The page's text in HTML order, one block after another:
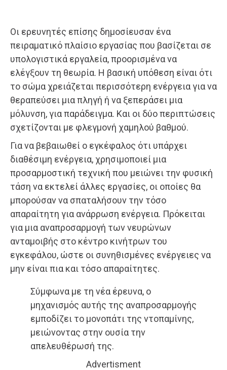
Οι ερευνητές επίσης δημοσίευσαν ένα
πειραματικό πλαίσιο εργασίας που βασίζεται σε
υπολογιστικά εργαλεία, προορισμένα να
ελέγξουν τη θεωρία. Η βασική υπόθεση είναι ότι
το σώμα χρειάζεται περισσότερη ενέργεια για να
θεραπεύσει μια πληγή ή να ξεπεράσει μια
μόλυνση, για παράδειγμα. Και οι δύο περιπτώσεις
σχετίζονται με φλεγμονή χαμηλού βαθμού.
Για να βεβαιωθεί ο εγκέφαλος ότι υπάρχει
διαθέσιμη ενέργεια, χρησιμοποιεί μια
προσαρμοστική τεχνική που μειώνει την φυσική
τάση να εκτελεί άλλες εργασίες, οι οποίες θα
μπορούσαν να σπαταλήσουν την τόσο
απαραίτητη για ανάρρωση ενέργεια. Πρόκειται
για μια αναπροσαρμογή των νευρώνων
ανταμοιβής στο κέντρο κινήτρων του
εγκεφάλου, ώστε οι συνηθισμένες ενέργειες να
μην είναι πια και τόσο απαραίτητες.
Σύμφωνα με τη νέα έρευνα, ο
μηχανισμός αυτής της αναπροσαρμογής
εμποδίζει το μονοπάτι της ντοπαμίνης,
μειώνοντας στην ουσία την
απελευθέρωσή της.
Advertisment